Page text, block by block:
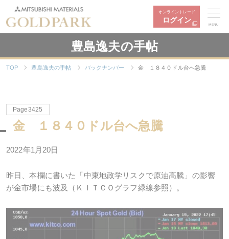
オンライントレード
ログイン
MENU
豊島逸夫の手帖
TOP 豊島逸夫の手帖 バックナンバー 金 １８４０ドル台へ急騰
Page3425
金 １８４０ドル台へ急騰
2022年1 月 20日
昨日、本欄に書いた「中東地政学リスクで原油高騰」の影響
が金市場にも波及（ＫＩＴＣＯグラフ緑線参照）。